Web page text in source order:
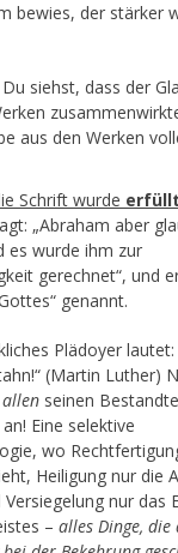
bewies, der stärker
Du siehst, dass der
aus den Werken
Schrift wurde erfüllt
„Abraham aber
es wurde ihm zur
gerechnet“, und
genannt.
Plädoyer
(Martin Luther)
allen seinen
Eine selektive
wo
Heiligung nur die
nur das
– alles Dinge,